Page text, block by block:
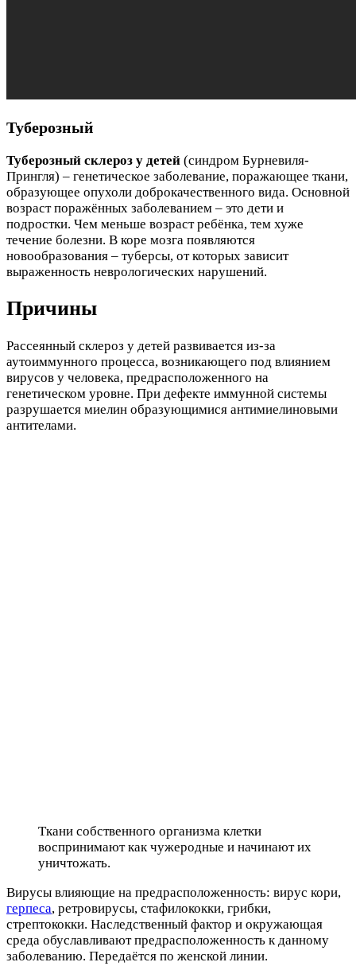
Туберозный
Туберозный склероз у детей (синдром Бурневиля-
Прингля) – генетическое заболевание, поражающее ткани,
образующее опухоли доброкачественного вида. Основной
возраст поражённых заболеванием – это дети и
подростки. Чем меньше возраст ребёнка, тем хуже
течение болезни. В коре мозга появляются
новообразования – туберсы, от которых зависит
выраженность неврологических нарушений.
Причины
Рассеянный склероз у детей развивается из-за
аутоиммунного процесса, возникающего под влиянием
вирусов у человека, предрасположенного на
генетическом уровне. При дефекте иммунной системы
разрушается миелин образующимися антимиелиновыми
антителами.
Ткани собственного организма клетки
воспринимают как чужеродные и начинают их
уничтожать.
Вирусы влияющие на предрасположенность: вирус кори,
герпеса, ретровирусы, стафилококки, грибки,
стрептококки. Наследственный фактор и окружающая
среда обуславливают предрасположенность к данному
заболеванию. Передаётся по женской линии.